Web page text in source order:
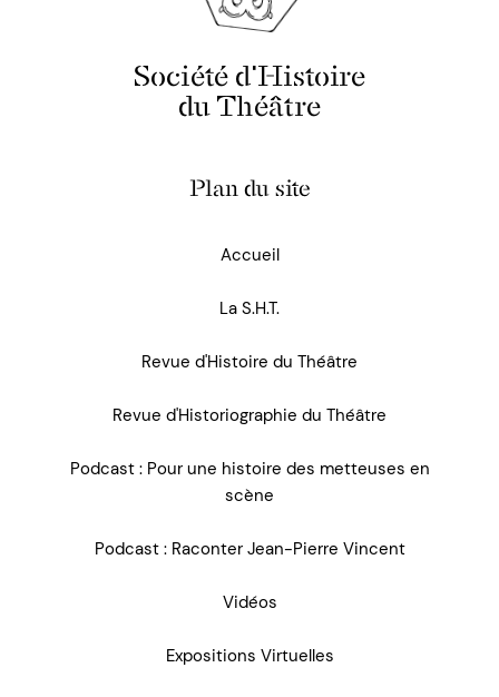
Société d'Histoire
du Théâtre
Plan du site
Accueil
La S.H.T.
Revue d'Histoire du Théâtre
Revue d'Historiographie du Théâtre
Podcast : Pour une histoire des metteuses en
scène
Podcast : Raconter Jean-Pierre Vincent
Vidéos
Expositions Virtuelles